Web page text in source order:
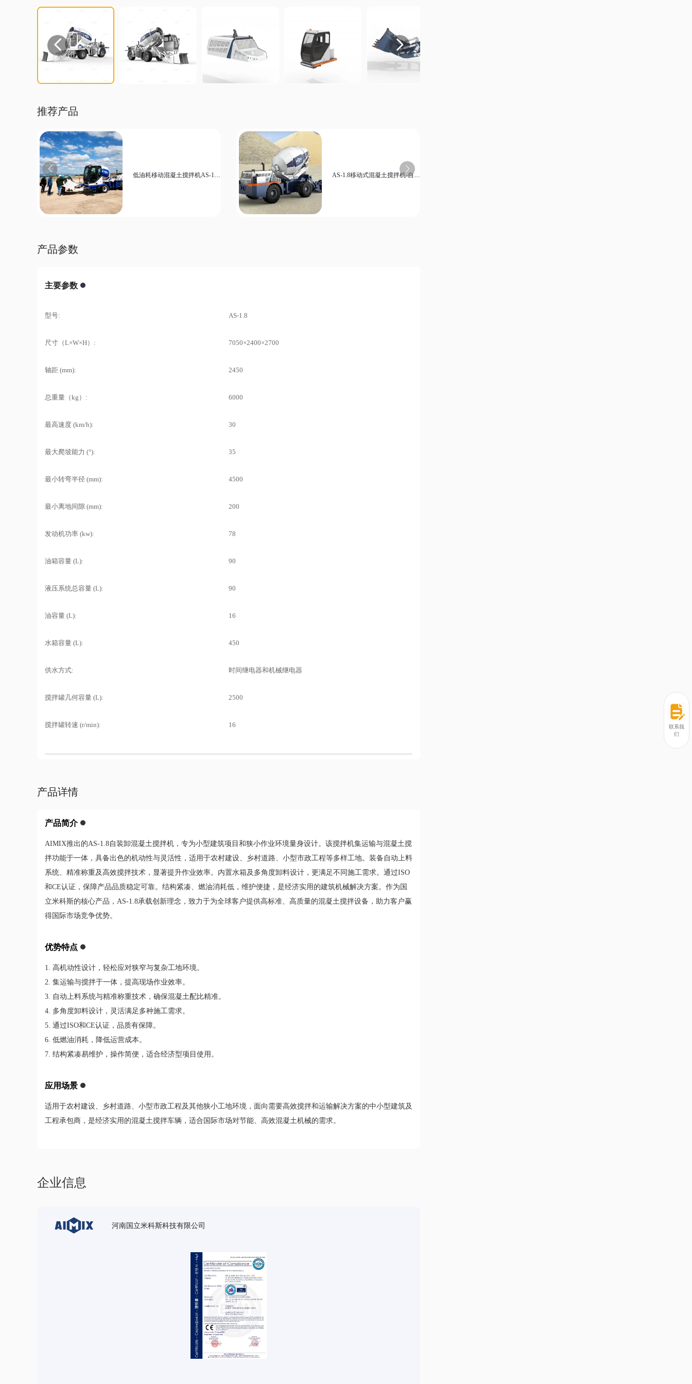
 
推荐产品
低油耗移动混凝土搅拌机AS-1.8
AS-1.8移动式混凝土搅拌机-自动
产品参数
主要参数
型号: AS-1.8
尺寸（L×W×H）: 7050×2400×2700
轴距 (mm): 2450
总重量（kg）: 6000
最高速度 (km/h): 30
最大爬坡能力 (°): 35
最小转弯半径 (mm): 4500
最小离地间隙 (mm): 200
发动机功率 (kw): 78
油箱容量 (L): 90
液压系统总容量 (L): 90
油容量 (L): 16
水箱容量 (L): 450
供水方式: 时间继电器和机械继电器
搅拌罐几何容量 (L): 2500
搅拌罐转速 (r/min): 16
产品详情
产品简介
AIMIX推出的AS-1.8自装卸混凝土搅拌机，专为小型建筑项目和狭小作业环境量身设计。该搅拌机集运输与混凝土搅
拌功能于一体，具备出色的机动性与灵活性，适用于农村建设、乡村道路、小型市政工程等多样工地。装备自动上料
系统、精准称重及高效搅拌技术，显著提升作业效率。内置水箱及多角度卸料设计，更满足不同施工需求。通过ISO
和CE认证，保障产品品质稳定可靠。结构紧凑、燃油消耗低，维护便捷，是经济实用的建筑机械解决方案。作为国
立米科斯的核心产品，AS-1.8承载创新理念，致力于为全球客户提供高标准、高质量的混凝土搅拌设备，助力客户赢
得国际市场竞争优势。
优势特点
1. 高机动性设计，轻松应对狭窄与复杂工地环境。
2. 集运输与搅拌于一体，提高现场作业效率。
3. 自动上料系统与精准称重技术，确保混凝土配比精准。
4. 多角度卸料设计，灵活满足多种施工需求。
5. 通过ISO和CE认证，品质有保障。
6. 低燃油消耗，降低运营成本。
7. 结构紧凑易维护，操作简便，适合经济型项目使用。
应用场景
适用于农村建设、乡村道路、小型市政工程及其他狭小工地环境，面向需要高效搅拌和运输解决方案的中小型建筑及
工程承包商，是经济实用的混凝土搅拌车辆，适合国际市场对节能、高效混凝土机械的需求。
企业信息
河南国立米科斯科技有限公司
联系我
们